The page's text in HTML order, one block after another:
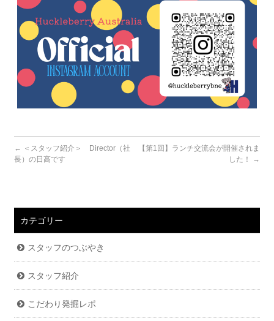
← ＜スタッフ紹介＞ Director（社
長）の日高です
【第1回】ランチ交流会が開催されま
した！
→
カテゴリー
スタッフのつぶやき
スタッフ紹介
こだわり発掘レポ